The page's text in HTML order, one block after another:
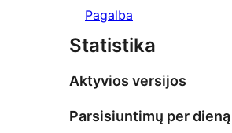
Pagalba
Statistika
Aktyvios versijos
Parsisiuntimų per dieną